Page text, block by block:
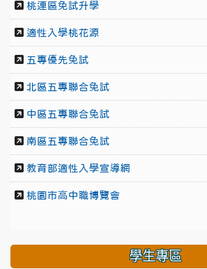
桃連區免試升學
適性入學桃花源
五專優先免試
北區五專聯合免試
中區五專聯合免試
南區五專聯合免試
教育部適性入學宣導網
桃園市高中職博覽會
學生專區